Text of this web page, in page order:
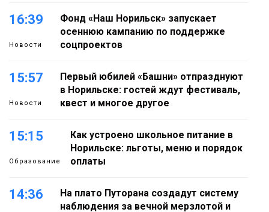
16:39
Новости
Фонд «Наш Норильск» запускает
осеннюю кампанию по поддержке
соцпроектов
15:57
Новости
Первый юбилей «Башни» отпразднуют
в Норильске: гостей ждут фестиваль,
квест и многое другое
15:15
Образование
Как устроено школьное питание в
Норильске: льготы, меню и порядок
оплаты
14:36
На плато Путорана создадут систему
наблюдения за вечной мерзлотой и